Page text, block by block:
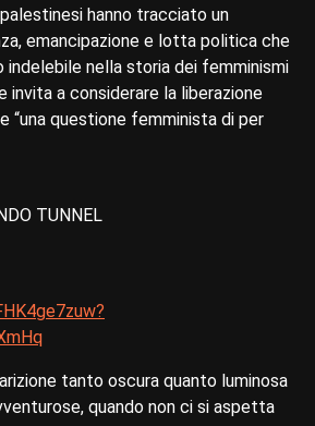
hanno tracciato un
emancipazione e lotta politica che
indelebile nella storia dei femminismi
invita a considerare la liberazione
“una questione femminista di per
TUNNEL
tanto oscura quanto luminosa
quando non ci si aspetta